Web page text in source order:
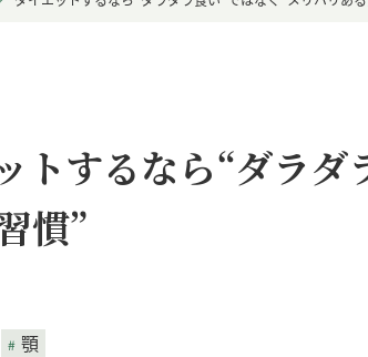
トするなら“ダラダ
慣”
顎